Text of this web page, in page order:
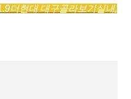
더현대 대구골라보기실내,